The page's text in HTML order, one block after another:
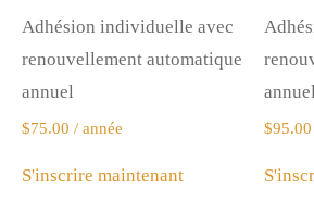
Adhésion individuelle avec
renouvellement automatique
annuel
$75.00 / année
S'inscrire maintenant
annuel
$95.00